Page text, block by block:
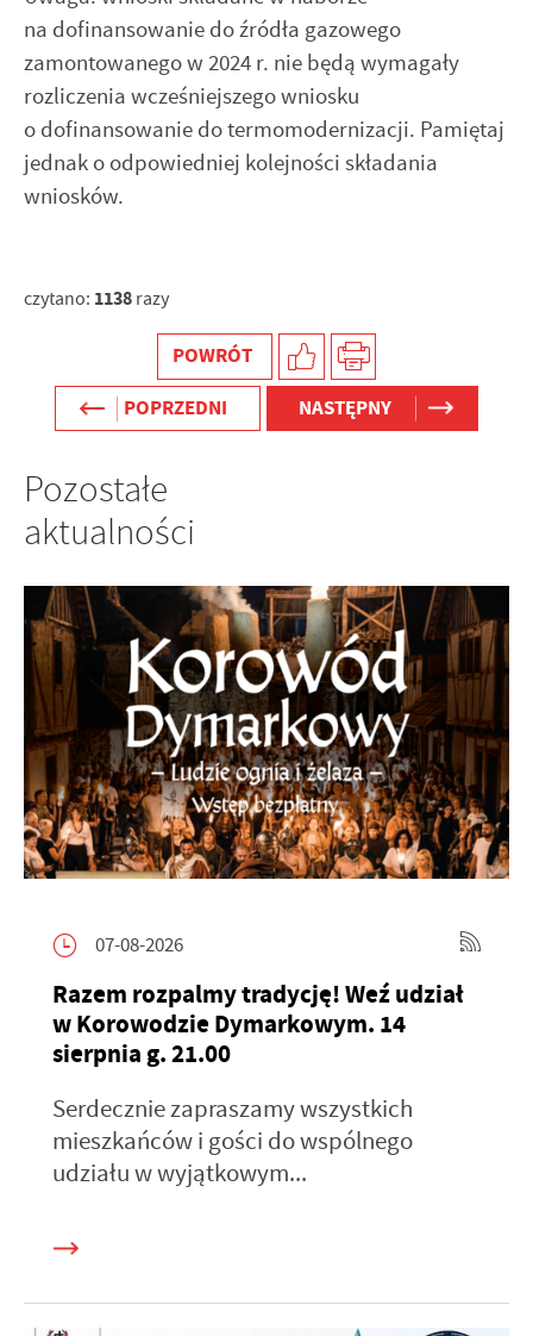
na dofinansowanie do źródła gazowego
zamontowanego w 2024 r. nie będą wymagały
rozliczenia wcześniejszego wniosku
o dofinansowanie do termomodernizacji. Pamiętaj
jednak o odpowiedniej kolejności składania
wniosków.
czytano: 1138 razy
POWRÓT
POPRZEDNI
NASTĘPNY
Pozostałe
aktualności
07-08-2026
Razem rozpalmy tradycję! Weź udział
w Korowodzie Dymarkowym. 14
sierpnia g. 21.00
Serdecznie zapraszamy wszystkich
mieszkańców i gości do wspólnego
udziału w wyjątkowym...